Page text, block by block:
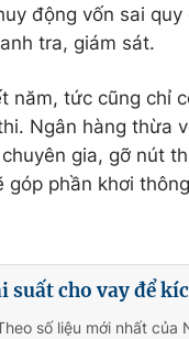
động vốn sai
tra, giám sát.
năm, tức cũng chỉ
Ngân hàng thừa
gia, gỡ nút
phần khơi
suất cho vay để
số liệu mới nhất